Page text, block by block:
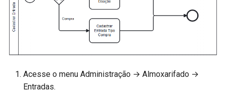
Acesse o menu Administração → Almoxarifado →
Entradas.